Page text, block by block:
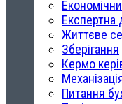
Експертна
Життєве
Зберігання
Кермо
Питання